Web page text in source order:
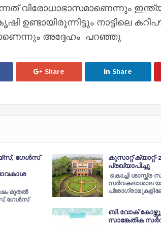
വിരോധാഭാസമാണെന്നും
ഉണ്ടായിരുന്നിട്ടും നാട്ടിലെ
അദ്ദേഹം പറഞ്ഞു
Share Share
ഗേള്‍സ്
മുതല്‍
ഗേള്‍സ്
കുസാറ്റ് ക്യാറ്റ്-
പ്രഖ്യാപിച്ചു
കൊച്ചി ശാസ്ത്ര
സര്‍വകലാശാല
ബി.വോക്
സാങ്കേതിക